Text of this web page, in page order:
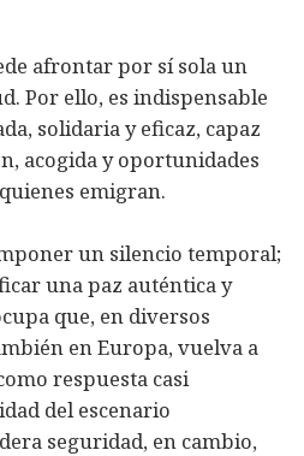
afrontar por sí sola un
Por ello, es indispensable
solidaria y eficaz, capaz
acogida y oportunidades
emigran.
un silencio temporal;
una paz auténtica y
que, en diversos
en Europa, vuelva a
respuesta casi
del escenario
seguridad, en cambio,